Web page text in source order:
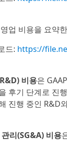
업 비용을 요약
드: https://
비용은
후기 단계로 진
진행 중인
리(SG&A) 비용